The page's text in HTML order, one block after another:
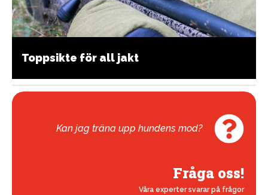
Toppsikte för all jakt
Kan jag träna upp hundens mod?
Fråga oss!
Våra experter svarar på frågor